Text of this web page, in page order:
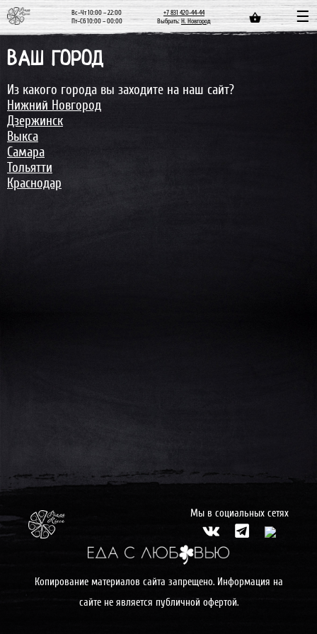
Вс–Чт 10:00 – 22:00
Пт–Сб 10:00 – 00:00
+7 831 420-44-44
Выбрать: Н. Новгород
ВАШ ГОРОД
Из какого города вы заходите на наш сайт?
Нижний Новгород
Дзержинск
Выкса
Самара
Тольятти
Краснодар
Мы в социальных сетях
Копирование материалов сайта запрещено. Информация на
сайте не является публичной офертой.